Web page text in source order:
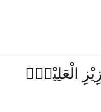
الْعَلِيْمِۙ